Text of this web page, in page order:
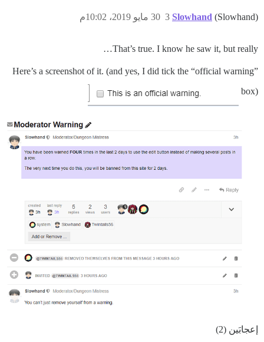
Slowhand (Slowhand) 30 مايو 2019، 10:02م 3
That’s true. I know he saw it, but really…
Here’s a screenshot of it. (and yes, I did tick the “official warning”
box)
إعجابَين (2)